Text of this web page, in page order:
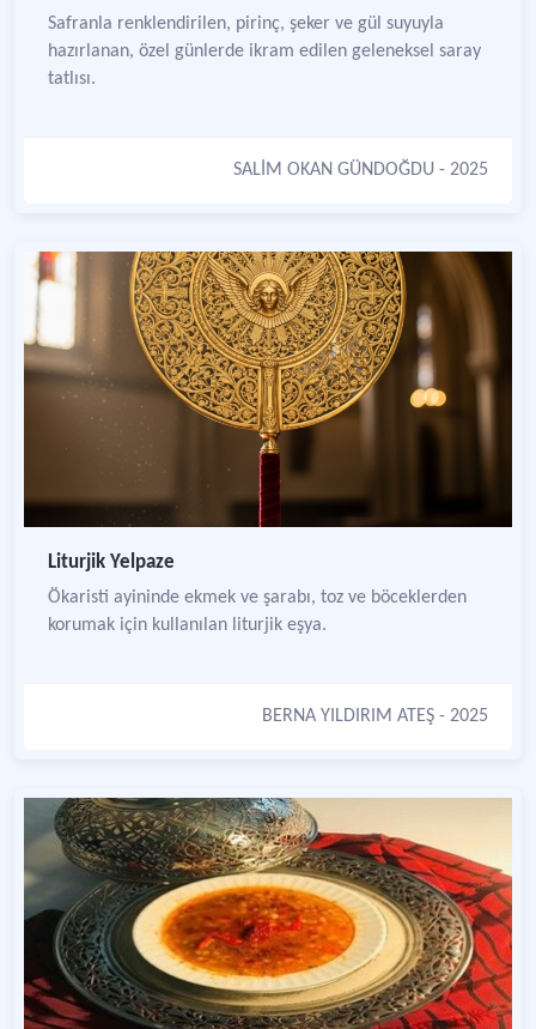
Safranla renklendirilen, pirinç, şeker ve gül suyuyla
hazırlanan, özel günlerde ikram edilen geleneksel saray
tatlısı.
SALİM OKAN GÜNDOĞDU - 2025
Liturjik Yelpaze
Ökaristi ayininde ekmek ve şarabı, toz ve böceklerden
korumak için kullanılan liturjik eşya.
BERNA YILDIRIM ATEŞ - 2025